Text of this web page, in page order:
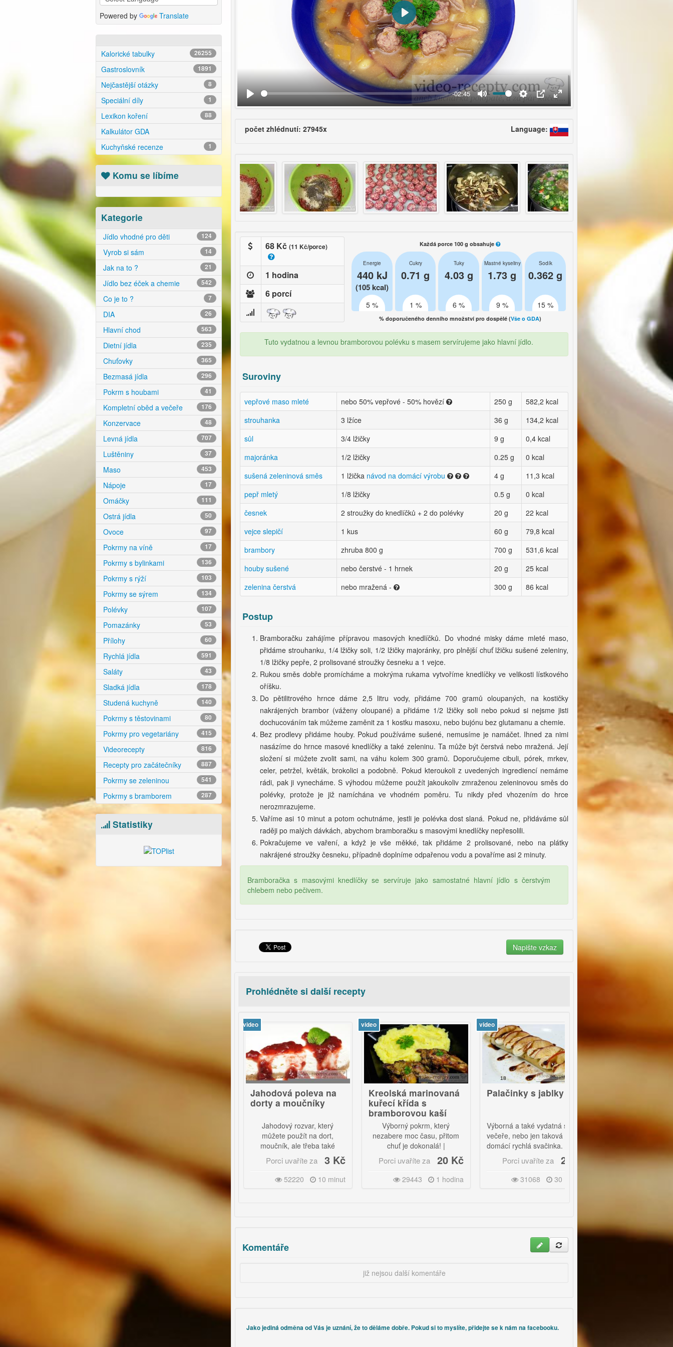
Powered by Translate
Kalorické tabulky 26255
Gastroslovník 1891
Nejčastější otázky 8
Speciální díly 1
Lexikon koření 88
Kalkulátor GDA
Kuchyňské recenze
1
Komu se líbíme
Kategorie
Jídlo vhodné pro děti 124
Vyrob si sám 14
Jak na to ? 21
Jídlo bez éček a chemie 542
Co je to ? 7
DIA 26
Hlavní chod 563
Dietní jídla 235
Chuťovky 365
Bezmasá jídla 296
Pokrm s houbami 41
Kompletní oběd a večeře 176
Konzervace 48
Levná jídla 707
Luštěniny 37
Maso 453
Nápoje 17
Omáčky 111
Ostrá jídla 50
Ovoce 97
Pokrmy na víně 17
Pokrmy s bylinkami 136
Pokrmy s rýží 103
Pokrmy se sýrem 134
Polévky 107
Pomazánky 53
Přílohy 60
Rychlá jídla 591
Saláty 43
Sladká jídla 178
Studená kuchyně 140
Pokrmy s těstovinami 80
Pokrmy pro vegetariány 415
Videorecepty 816
Recepty pro začátečníky 887
Pokrmy se zeleninou 541
Pokrmy s bramborem 287
Statistiky
-02:45
Přehrát
počet zhlédnutí: 27945x Language:
68 Kč (11 Kč/porce)
1 hodina
6 porcí
Každá porce 100 g obsahuje
Energie
440 kJ
(105 kcal)
5 %
Cukry
0.71 g
1 %
Tuky
4.03 g
6 %
Mastné kyseliny
1.73 g
9 %
Sodík
0.362 g
15 %
% doporučeného denního množství pro dospělé (Vše o GDA)
Tuto vydatnou a levnou bramborovou polévku s masem servírujeme jako hlavní jídlo.
Suroviny
vepřové maso mleté nebo 50% vepřové - 50% hovězí 250 g
582,2 kcal
strouhanka
3 lžíce 36 g
134,2 kcal
sůl
3/4 lžičky 9 g
0,4 kcal
majoránka
1/2 lžičky 0.25 g
0 kcal
sušená zeleninová směs
1 lžička návod na domácí výrobu 4 g
11,3 kcal
pepř mletý
1/8 lžičky 0.5 g
0 kcal
česnek
2 stroužky do knedlíčků + 2 do polévky 20 g
22 kcal
vejce slepičí
1 kus 60 g
79,8 kcal
brambory
zhruba 800 g 700 g
531,6 kcal
houby sušené
nebo čerstvé - 1 hrnek 20 g
25 kcal
zelenina čerstvá
nebo mražená - 300 g 86 kcal
Postup
Bramboračku zahájíme přípravou masových knedlíčků. Do vhodné misky dáme mleté maso,
přidáme strouhanku, 1/4 lžičky soli, 1/2 lžičky majoránky, pro plnější chuť lžičku sušené zeleniny,
1/8 lžičky pepře, 2 prolisované stroužky česneku a 1 vejce.
Rukou směs dobře promícháme a mokrýma rukama vytvoříme knedlíčky ve velikosti lístkového
oříšku.
Do pětilitrového hrnce dáme 2,5 litru vody, přidáme 700 gramů oloupaných, na kostičky
nakrájených brambor (váženy oloupané) a přidáme 1/2 lžičky soli nebo pokud si nejsme jisti
dochucováním tak můžeme zaměnit za 1 kostku masoxu, nebo bujónu bez glutamanu a chemie.
Bez prodlevy přidáme houby. Pokud používáme sušené, nemusíme je namáčet. Ihned za nimi
nasázíme do hrnce masové knedlíčky a také zeleninu. Ta může být čerstvá nebo mražená. Její
složení si můžete zvolit sami, na váhu kolem 300 gramů. Doporučujeme cibuli, pórek, mrkev,
celer, petržel, květák, brokolici a podobně. Pokud kteroukoli z uvedených ingrediencí nemáme
rádi, pak ji vynecháme. S výhodou můžeme použít jakoukoliv zmraženou zeleninovou směs do
polévky, protože je již namíchána ve vhodném poměru. Tu nikdy před vhozením do hrce
nerozmrazujeme.
Vaříme asi 10 minut a potom ochutnáme, jestli je polévka dost slaná. Pokud ne, přidáváme sůl
raději po malých dávkách, abychom bramboračku s masovými knedlíčky nepřesolili.
Pokračujeme ve vaření, a když je vše měkké, tak přidáme 2 prolisované, nebo na plátky
nakrájené stroužky česneku, případně doplníme odpařenou vodu a povaříme asi 2 minuty.
Bramboračka s masovými knedlíčky se servíruje jako samostatné hlavní jídlo s čerstvým
chlebem nebo pečivem.
Prohlédněte si další recepty
Videorecept na jednoduchý
dietní dip, který máte doslova
za pár vteřin, navíc s
kontrolou, co vše obsahuje.
Porci uvaříte za 1 Kč
5 minut
Jahodová poleva na
dorty a moučníky
Jahodový rozvar, který
můžete použít na dort,
moučník, ale třeba také
Porci uvaříte za 3 Kč
10 minut
video
20
Kreolská marinovaná
kuřecí křída s
bramborovou kaší
Výborný pokrm, který
nezabere moc času, přitom
chuť je dokonalá! |
Výborná jsou křídla nejen s
šťouchanými bramborami a
Porci uvaříte za 20 Kč
1 hodina
video
18
Palačinky s jablky
Výborná a také vydatná sytá
večeře, nebo jen taková
domácí rychlá svačinka.
Porci uvaříte za 2 Kč
30 minut
U této pomazánky můžete
naplno popustit uzdu své
Porci uvaříte za 8 Kč
Komentáře
již nejsou další komentáře
Jako jediná odměna od Vás je uznání, že to děláme dobře. Pokud si to myslíte, přidejte se k nám na facebooku.